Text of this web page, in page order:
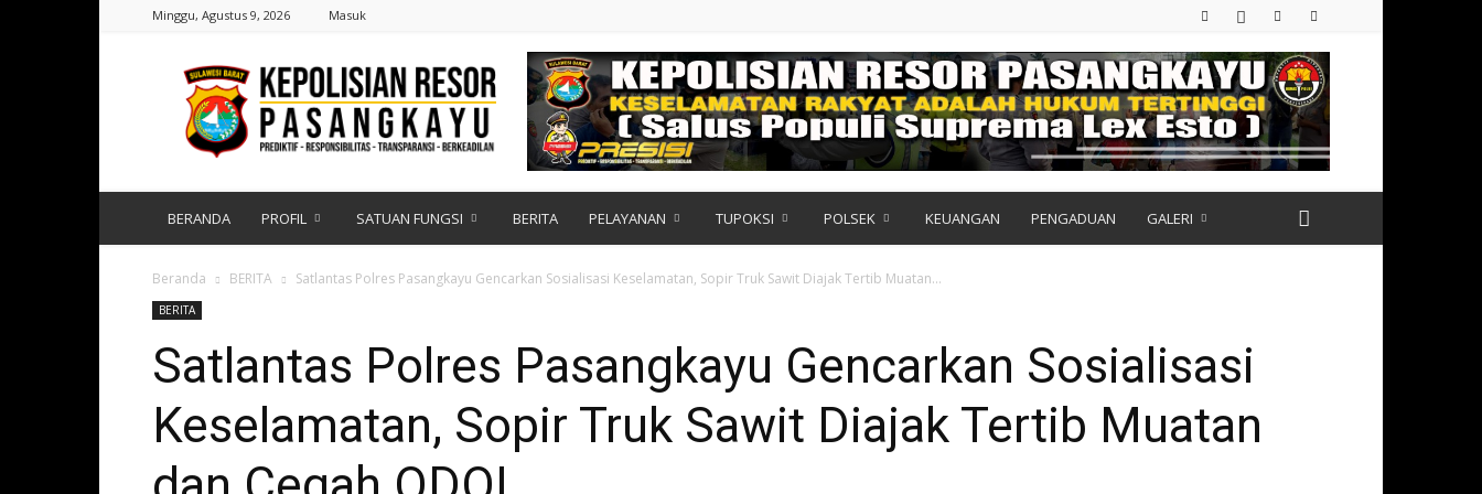
Minggu, Agustus 9, 2026 Masuk
Polres
Pasangkayu
|
Sulawesi
Barat
BERANDA PROFIL SATUAN FUNGSI BERITA PELAYANAN TUPOKSI POLSEK KEUANGAN PENGADUAN GALERI
Beranda BERITA Satlantas Polres Pasangkayu Gencarkan Sosialisasi Keselamatan, Sopir Truk Sawit Diajak Tertib Muatan...
BERITA
Satlantas Polres Pasangkayu Gencarkan Sosialisasi
Keselamatan, Sopir Truk Sawit Diajak Tertib Muatan